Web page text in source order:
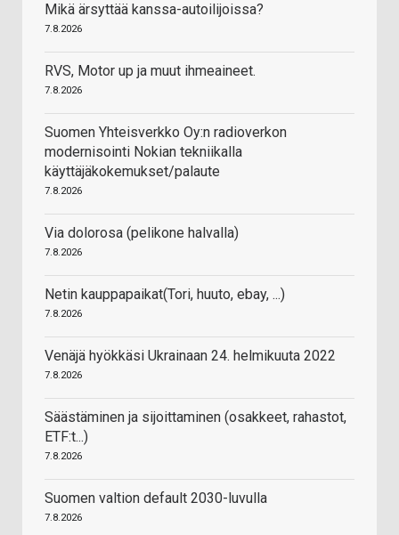
Mikä ärsyttää kanssa-autoilijoissa?
7.8.2026
RVS, Motor up ja muut ihmeaineet.
7.8.2026
Suomen Yhteisverkko Oy:n radioverkon
modernisointi Nokian tekniikalla
käyttäjäkokemukset/palaute
7.8.2026
Via dolorosa (pelikone halvalla)
7.8.2026
Netin kauppapaikat(Tori, huuto, ebay, ...)
7.8.2026
Venäjä hyökkäsi Ukrainaan 24. helmikuuta 2022
7.8.2026
Säästäminen ja sijoittaminen (osakkeet, rahastot,
ETF:t...)
7.8.2026
Suomen valtion default 2030-luvulla
7.8.2026